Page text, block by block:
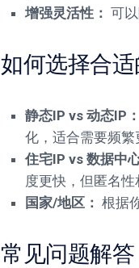
增强灵活性： 可
如何选择合适
静态IP vs 动态IP：
化，适合需要频繁
住宅IP vs 数据中
度更快，但匿名性
国家/地区： 根据
常见问题解答